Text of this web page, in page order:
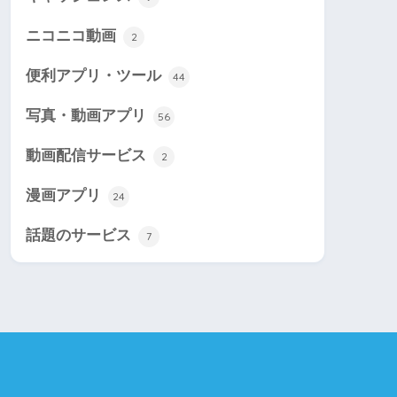
ニコニコ動画 2
便利アプリ・ツール 44
写真・動画アプリ 56
動画配信サービス 2
漫画アプリ 24
話題のサービス 7